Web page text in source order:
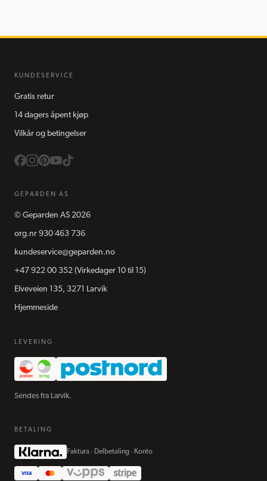
KUNDESERVICE
Gratis retur
14 dagers åpent kjøp
Vilkår og betingelser
GEPARDEN AS
© Geparden AS 2026
org.nr 930 463 736
kundeservice@geparden.no
+47 922 00 352 (Virkedager 10 til 15)
Elveveien 135, 3271 Larvik
Hjemmeside
LEVERING
Sendes fra Larvik.
BETALING
Faktura · Delbetaling · Konto